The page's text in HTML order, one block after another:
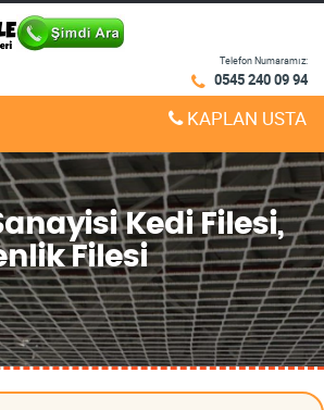
Telefon Numaramız:
0545 240 09 94
KAPLAN USTA
Kedi Filesi,
Filesi